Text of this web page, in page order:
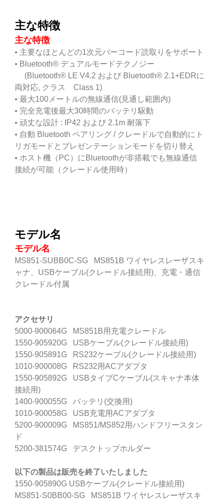
主な特徴
主な特徴
• 主要なほとんどの1次元バーコード読取りをサポート
• Bluetooth® デュアルモードテクノジー
(Bluetooth® LE V4.2 および Bluetooth® 2.1+EDRに
両対応, クラス Class 1)
• 最大100メートルの無線通信(見通し範囲内)
• 完全充電後最大30時間のバッテリ駆動
• 頑丈な設計 : IP42 および 2.1m 耐落下
• 自動 Bluetooth ペアリング / クレードルで自動的にト
リガモードとプレゼンテーションモードを切り替え
• ホスト機（PC）にBluetoothが非搭載でも無線通信
接続が可能（クレードル使用時）
モデル名
モデル名
MS851-SUBB0C-SG MS851B ワイヤレスレーザスキ
ャナ、USBケーブル(クレードル接続用)、充電・通信
クレードル付属
アクセサリ
5000-900064G MS851B用充電クレードル
1550-905920G USBケーブル(クレードル接続用)
1550-905891G RS232ケーブル(クレードル接続用)
1010-900008G RS232用ACアダプタ
1550-905892G USBタイプCケーブル(スキャナ本体
接続用)
1400-900055G バッテリ(交換用)
1010-900058G USB充電用ACアダプタ
5200-900009G MS851/MS852用ハンドフリースタン
ド
5200-381574G デスクトップホルダー
以下の製品は販売を終了いたしました
1550-905890G USBケーブル(クレードル接続用)
MS851-S0BB00-SG MS851B ワイヤレスレーザスキ